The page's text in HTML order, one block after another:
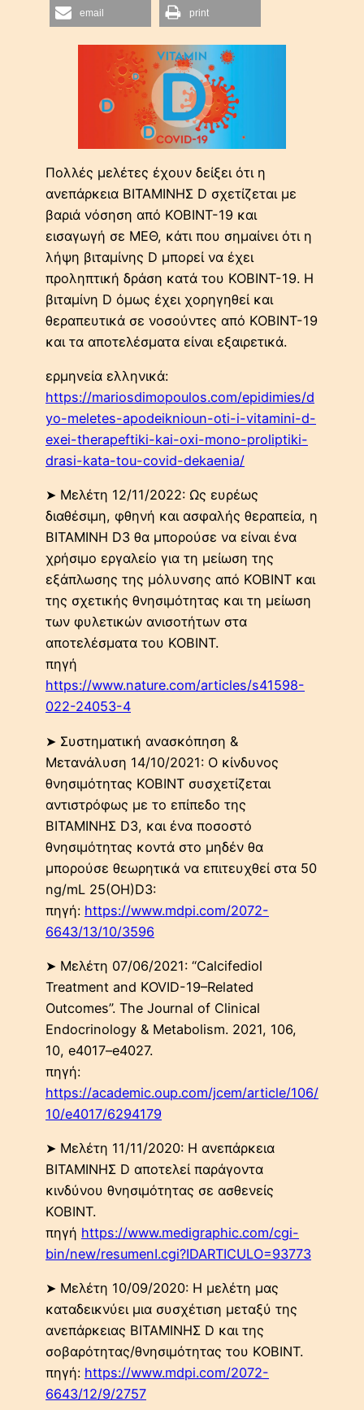
email print
Πολλές μελέτες έχουν δείξει ότι η
ανεπάρκεια ΒΙΤΑΜΙΝΗΣ D σχετίζεται με
βαριά νόσηση από ΚΟΒΙΝΤ-19 και
εισαγωγή σε ΜΕΘ, κάτι που σημαίνει ότι η
λήψη βιταμίνης D μπορεί να έχει
προληπτική δράση κατά του ΚΟΒΙΝΤ-19. Η
βιταμίνη D όμως έχει χορηγηθεί και
θεραπευτικά σε νοσούντες από ΚΟΒΙΝΤ-19
και τα αποτελέσματα είναι εξαιρετικά.
ερμηνεία ελληνικά:
https://mariosdimopoulos.com/epidimies/d
yo-meletes-apodeiknioun-oti-i-vitamini-d-
exei-therapeftiki-kai-oxi-mono-proliptiki-
drasi-kata-tou-covid-dekaenia/
➤ Μελέτη 12/11/2022: Ως ευρέως
διαθέσιμη, φθηνή και ασφαλής θεραπεία, η
ΒΙΤΑΜΙΝΗ D3 θα μπορούσε να είναι ένα
χρήσιμο εργαλείο για τη μείωση της
εξάπλωσης της μόλυνσης από ΚΟΒΙΝΤ και
της σχετικής θνησιμότητας και τη μείωση
των φυλετικών ανισοτήτων στα
αποτελέσματα του ΚΟΒΙΝΤ.
πηγή
https://www.nature.com/articles/s41598-
022-24053-4
➤ Συστηματική ανασκόπηση &
Μετανάλυση 14/10/2021: Ο κίνδυνος
θνησιμότητας ΚΟΒΙΝΤ συσχετίζεται
αντιστρόφως με το επίπεδο της
ΒΙΤΑΜΙΝΗΣ D3, και ένα ποσοστό
θνησιμότητας κοντά στο μηδέν θα
μπορούσε θεωρητικά να επιτευχθεί στα 50
ng/mL 25(OH)D3:
πηγή: https://www.mdpi.com/2072-
6643/13/10/3596
➤ Μελέτη 07/06/2021: “Calcifediol
Treatment and KOVID-19–Related
Outcomes”. The Journal of Clinical
Endocrinology & Metabolism. 2021, 106,
10, e4017–e4027.
πηγή:
https://academic.oup.com/jcem/article/106/
10/e4017/6294179
➤ Μελέτη 11/11/2020: Η ανεπάρκεια
ΒΙΤΑΜΙΝΗΣ D αποτελεί παράγοντα
κινδύνου θνησιμότητας σε ασθενείς
ΚΟΒΙΝΤ.
πηγή https://www.medigraphic.com/cgi-
bin/new/resumenI.cgi?IDARTICULO=93773
➤ Μελέτη 10/09/2020: Η μελέτη μας
καταδεικνύει μια συσχέτιση μεταξύ της
ανεπάρκειας ΒΙΤΑΜΙΝΗΣ D και της
σοβαρότητας/θνησιμότητας του ΚΟΒΙΝΤ.
πηγή: https://www.mdpi.com/2072-
6643/12/9/2757